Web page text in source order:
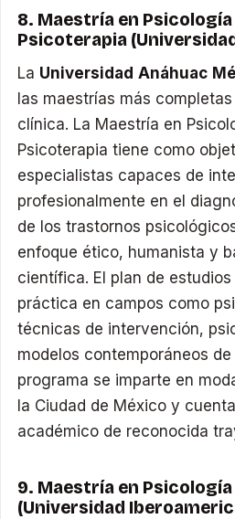
8. Maestría en
Psicoterapia
La Universidad Anáhuac
las maestrías más
clínica. La Maestría en
Psicoterapia tiene como
especialistas capaces de
profesionalmente en el
de los trastornos
enfoque ético, humanista y
científica. El plan de
práctica en campos como
técnicas de intervención,
modelos contemporáneos
programa se imparte en
la Ciudad de México y
académico de reconocida
9. Maestría en
(Universidad